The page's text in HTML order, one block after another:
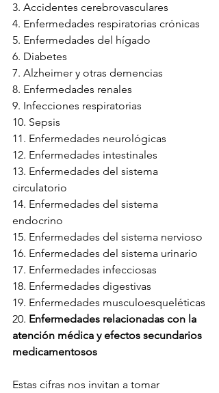
3. Accidentes cerebrovasculares
4. Enfermedades respiratorias crónicas
5. Enfermedades del hígado
6. Diabetes
7. Alzheimer y otras demencias
8. Enfermedades renales
9. Infecciones respiratorias
10. Sepsis
11. Enfermedades neurológicas
12. Enfermedades intestinales
13. Enfermedades del sistema
circulatorio
14. Enfermedades del sistema
endocrino
15. Enfermedades del sistema nervioso
16. Enfermedades del sistema urinario
17. Enfermedades infecciosas
18. Enfermedades digestivas
19. Enfermedades musculoesqueléticas
20. Enfermedades relacionadas con la
atención médica y efectos secundarios
medicamentosos
Estas cifras nos invitan a tomar